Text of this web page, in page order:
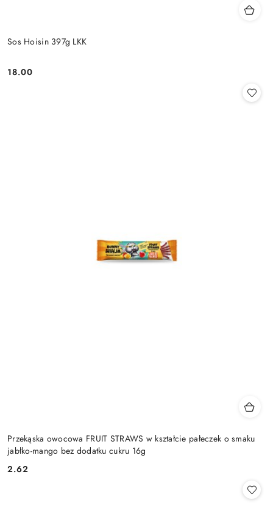
Sos Hoisin 397g LKK
Cena:
18.00
Przekąska owocowa FRUIT STRAWS w kształcie pałeczek o smaku
jabłko-mango bez dodatku cukru 16g
Cena:
2.62